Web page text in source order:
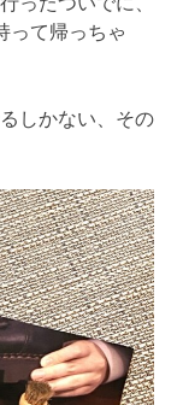
って帰っちゃ
しかない、その